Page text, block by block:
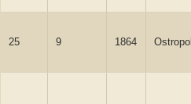
25 9 1864 Ostropol